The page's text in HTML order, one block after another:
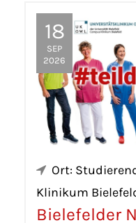
18
SEP
2026
Ort:
Klinikum
Bielefelder